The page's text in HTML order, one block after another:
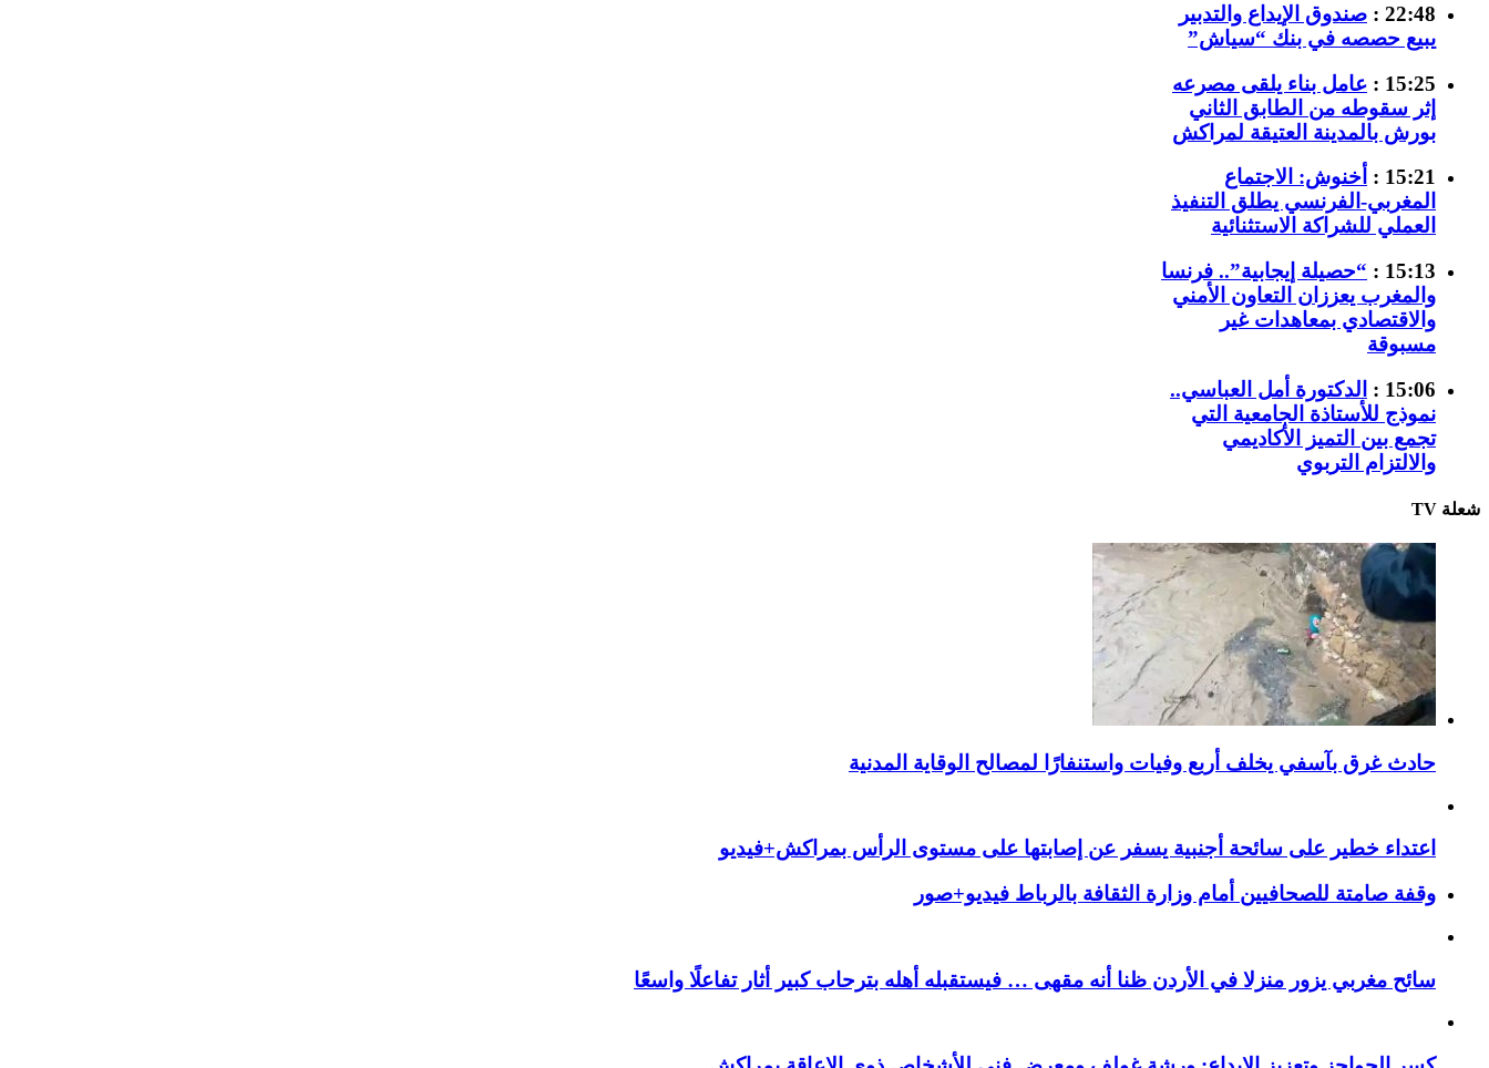
22:48 :
صندوق الإيداع والتدبير
يبيع حصصه في بنك “سياش”
15:25 :
عامل بناء يلقى مصرعه
إثر سقوطه من الطابق الثاني
بورش بالمدينة العتيقة لمراكش
15:21 :
أخنوش: الاجتماع
المغربي-الفرنسي يطلق التنفيذ
العملي للشراكة الاستثنائية
15:13 :
“حصيلة إيجابية”.. فرنسا
والمغرب يعززان التعاون الأمني
والاقتصادي بمعاهدات غير
مسبوقة
15:06 :
الدكتورة أمل العباسي..
نموذج للأستاذة الجامعية التي
تجمع بين التميز الأكاديمي
والالتزام التربوي
شعلة TV
حادث غرق بآسفي يخلف أربع وفيات واستنفارًا لمصالح الوقاية المدنية
اعتداء خطير على سائحة أجنبية يسفر عن إصابتها على مستوى الرأس بمراكش+فيديو
وقفة صامتة للصحافيين أمام وزارة الثقافة بالرباط فيديو+صور
سائح مغربي يزور منزلا في الأردن ظنا أنه مقهى … فيستقبله أهله بترحاب كبير أثار تفاعلًا واسعًا